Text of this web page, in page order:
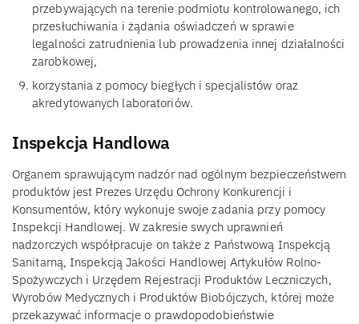
przebywających na terenie podmiotu kontrolowanego, ich
przesłuchiwania i żądania oświadczeń w sprawie
legalności zatrudnienia lub prowadzenia innej działalności
zarobkowej,
korzystania z pomocy biegłych i specjalistów oraz
akredytowanych laboratoriów.
Inspekcja Handlowa
Organem sprawującym nadzór nad ogólnym bezpieczeństwem
produktów jest Prezes Urzędu Ochrony Konkurencji i
Konsumentów, który wykonuje swoje zadania przy pomocy
Inspekcji Handlowej. W zakresie swych uprawnień
nadzorczych współpracuje on także z Państwową Inspekcją
Sanitarną, Inspekcją Jakości Handlowej Artykułów Rolno-
Spożywczych i Urzędem Rejestracji Produktów Leczniczych,
Wyrobów Medycznych i Produktów Biobójczych, której może
przekazywać informacje o prawdopodobieństwie